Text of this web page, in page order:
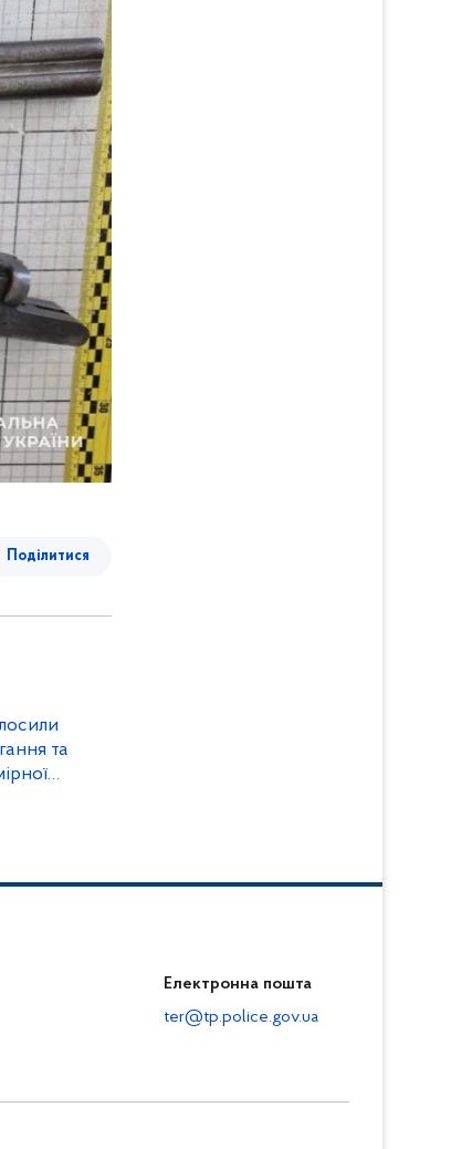
Поділитися
та
Електронна пошта
ter@tp.police.gov.ua